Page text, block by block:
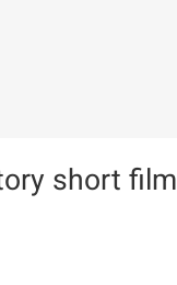
short film